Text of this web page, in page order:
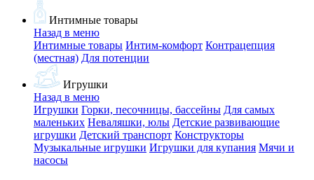
Интимные товары
Назад в меню
Интимные товары Интим-комфорт Контрацепция
(местная) Для потенции
Игрушки
Назад в меню
Игрушки Горки, песочницы, бассейны Для самых
маленьких Неваляшки, юлы Детские развивающие
игрушки Детский транспорт Конструкторы
Музыкальные игрушки Игрушки для купания Мячи и
насосы